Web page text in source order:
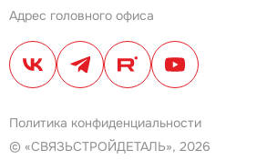
Адрес головного офиса
Политика конфиденциальности
© «СВЯЗЬСТРОЙДЕТАЛЬ», 2026